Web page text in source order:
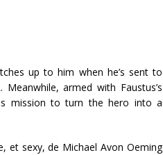
up to him when he’s sent to
armed with Faustus’s
mission to turn the hero into a
et sexy, de Michael Avon Oeming